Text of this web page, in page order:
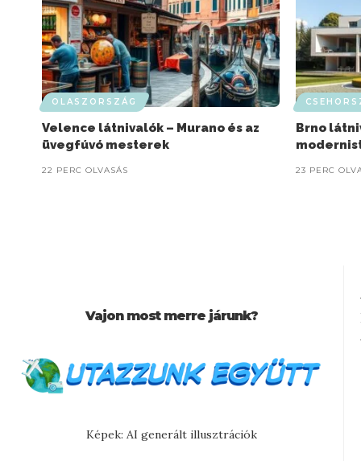
OLASZORSZÁG
Velence látnivalók – Murano és az
üvegfúvó mesterek
22 PERC OLVASÁS
Brno
23 PERC
Vajon most merre járunk?
Képek: AI generált illusztrációk